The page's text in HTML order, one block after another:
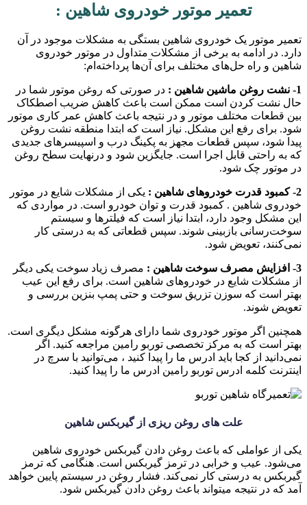
تعمیر موتور خودروی شاهین :
تعمیر موتور یک خودروی شاهین بستگی به مشکلات موجود در آن
دارد. در ادامه به برخی از مشکلات متداول در موتور خودروی
شاهین و راه حل‌های مختلف برای آن‌ها پرداخته‌ام:
1- نشت روغن ماشین شاهین :
در صورتی که روغن موتور شما در
حال نشت کردن است ممکن است باعث کاهش ضریب اصطکاک
بین قطعات مختلف موتور و در نتیجه باعث کاهش عمر کاری موتور
شود. برای رفع این مشکل. نیاز است که ابتدا منطقه نشت روغن
پیدا شود، سپس قطعات مجهز به پکینگ درب و اسپیسرهای جدیدی
که به راحتی قابل اجرا است. جایگزین شود و درنهایت سطح روغن
در موتور چک شود.
2- کمبود قدرت خودروهای شاهین :
یکی از مشکلات شایع در موتور
خودروی شاهین . کمبود قدرت و توان خودرو است. در مواردی که
این مشکل وجود دارد، ابتدا نیاز است که فیلترها و سیستم
سوخت‌رسانی بازبینی شوند. سپس قطعاتی که به درستی کار
نمی‌کنند، تعویض شود.
3- افزایش مصرف سوخت شاهین :
مصرف زیاد سوخت یکی دیگر
از مشکلات شایع در خودروهای شاهین است. برای رفع این عیب
بهتر است که سوزن تزریق سوخت و حتی پمپ بنزین بررسی و
تعویض شوند.
همچنین اگر موتور خودروی شما دارای هرگونه مشکل دیگری است.
بهتر است که به مرکز تخصصی توربو رامین مراجعه کنید. اگر
نمی‌دانید از کجا باید ادرس ما را پیدا کنید ، می‌توانید با سرچ در
اینترنت کلمه ادرس توربو رامین ادرس ما را پیدا کنید.
علت های روغن ریزی از گیربکس شاهین
یکی از عواملی که باعث روغن دادن گیربکس خودروی شاهین
می‌شود. عیب و خرابی در ترمز گیربکس است. هنگامی که ترمز
گیربکس به درستی کار نمی‌کند. فشار روغن در سیستم پایین خواهد
آمد که در نتیجه میتواند باعث روغن دادن گیربکس شود.